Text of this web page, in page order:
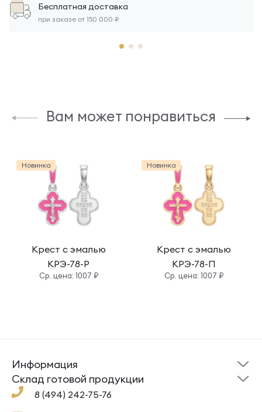
Бесплатная доставка
при заказе от 150 000 ₽
Вам может понравиться
Новинка
Крест с эмалью
КРЭ-78-Р
Cр. цена: 1007 ₽
Новинка
Крест с эмалью
КРЭ-78-П
Cр. цена: 1007 ₽
8 (494) 242-75-76
Информация
Склад готовой
продукции
Под заказ
Помощь
Cклад готовой продукции
Кресты
Кольца
Ложки